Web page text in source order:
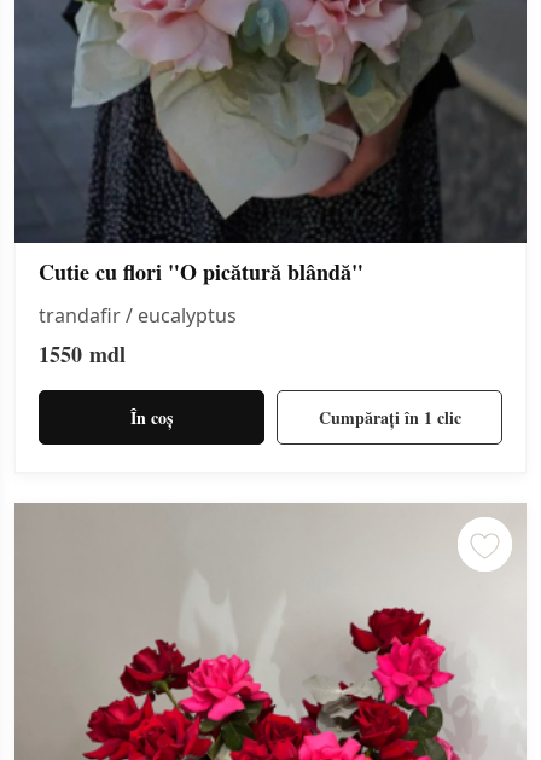
Cutie cu flori "O picătură blândă"
trandafir / eucalyptus
1550 mdl
În coș Cumpărați în 1 clic